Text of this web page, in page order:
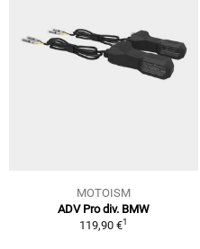
MOTOISM
ADV Pro div. BMW
119,90 €1